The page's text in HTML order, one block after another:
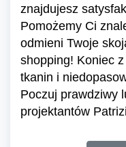
znajdujesz
Pomożemy Ci
odmieni Twoje
shopping! Koniec
tkanin i
Poczuj prawdziwy
projektantów